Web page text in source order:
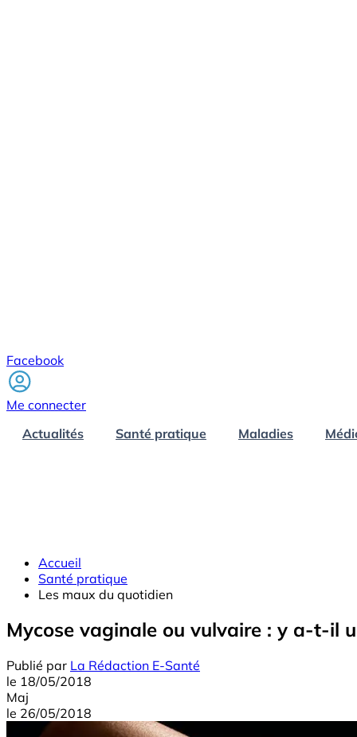
Facebook
Me connecter
Actualités
Santé pratique Maladies
Accueil
Santé pratique
Les maux du quotidien
Mycose vaginale ou vulvaire : y a-t-il
Publié par La Rédaction E-Santé
le 18/05/2018
Maj
le 26/05/2018